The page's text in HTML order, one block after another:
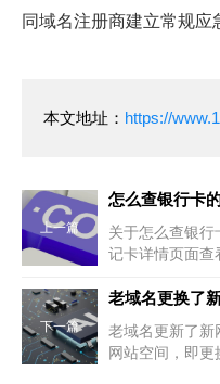
同域名注册商建立常规应
本文地址： https://
上一篇
怎么查银行卡
关于怎么查银
记卡详情页面查
下一篇
老域名更换了
老域名更新了新
网站空间，即更